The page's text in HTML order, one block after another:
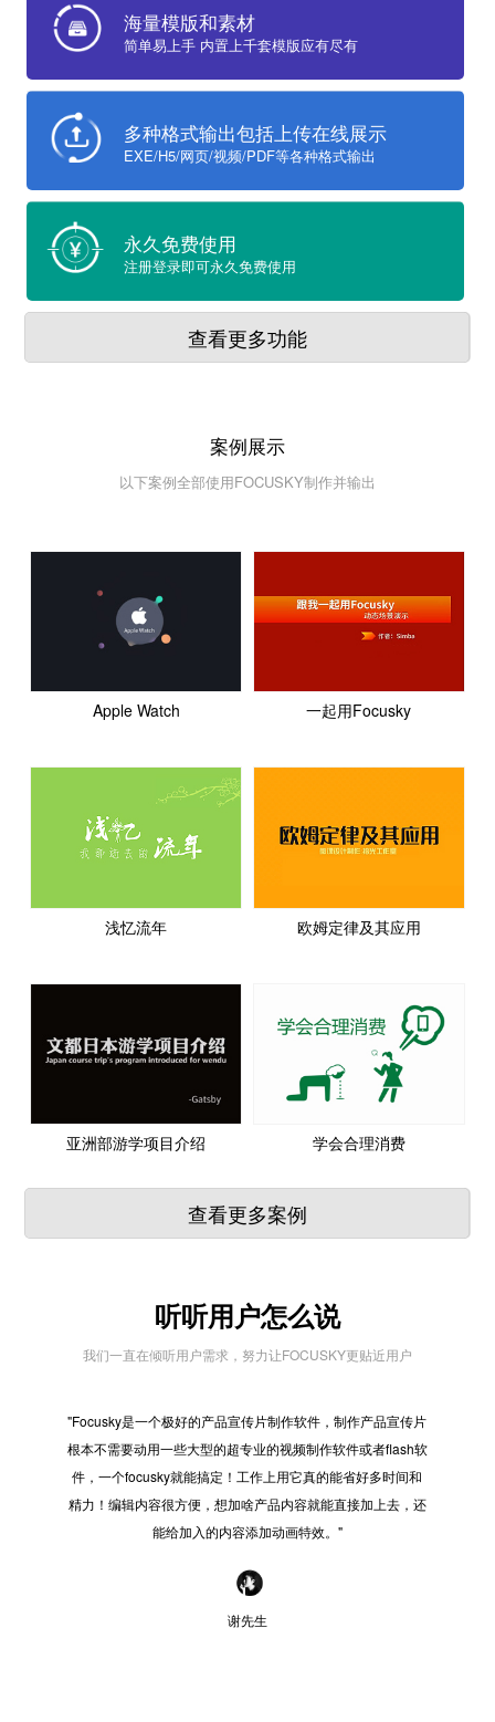
海量模版和素材
简单易上手 内置上千套模版应有尽有
多种格式输出包括上传在线展示
EXE/H5/网页/视频/PDF等各种格式输出
永久免费使用
注册登录即可永久免费使用
查看更多功能
案例展示
以下案例全部使用FOCUSKY制作并输出
Apple Watch 一起用Focusky
浅忆流年 欧姆定律及其应用
亚洲部游学项目介绍 学会合理消费
查看更多案例
听听用户怎么说
我们一直在倾听用户需求，努力让FOCUSKY更贴近用户
"Focusky是一个极好的产品宣传片制作软件，制作产品宣传片
根本不需要动用一些大型的超专业的视频制作软件或者flash软
件，一个focusky就能搞定！工作上用它真的能省好多时间和
精力！编辑内容很方便，想加啥产品内容就能直接加上去，还
能给加入的内容添加动画特效。"
谢先生